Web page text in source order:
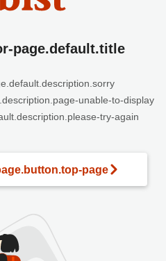
page.default.title
unable-to-display
try-again
page